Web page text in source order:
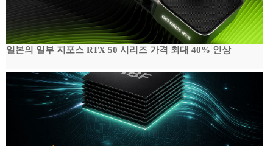
일본의 일부 지포스 RTX 50 시리즈 가격 최대 40% 인상